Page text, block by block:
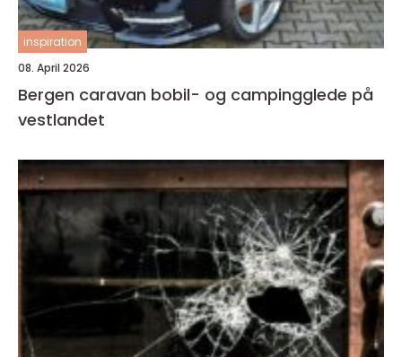
inspiration
08. April 2026
Bergen caravan bobil- og campingglede på
vestlandet